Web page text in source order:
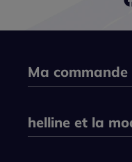
Ma commande
helline et la